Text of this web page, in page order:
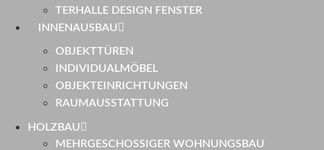
TERHALLE DESIGN FENSTER
INNENAUSBAU
OBJEKTTÜREN
INDIVIDUALMÖBEL
OBJEKTEINRICHTUNGEN
RAUMAUSSTATTUNG
HOLZBAU
MEHRGESCHOSSIGER WOHNUNGSBAU